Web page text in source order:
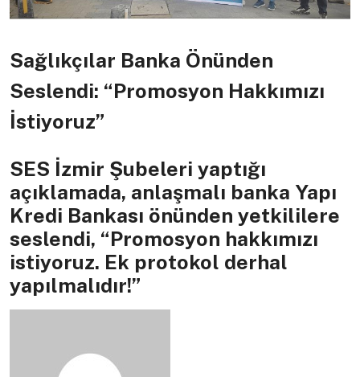
Sağlıkçılar Banka Önünden
Seslendi: “Promosyon Hakkımızı
İstiyoruz”
SES İzmir Şubeleri yaptığı
açıklamada, anlaşmalı banka Yapı
Kredi Bankası önünden yetkililere
seslendi, “Promosyon hakkımızı
istiyoruz. Ek protokol derhal
yapılmalıdır!”